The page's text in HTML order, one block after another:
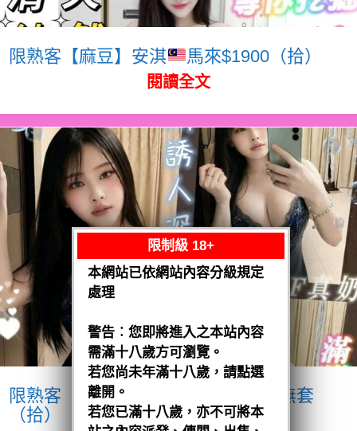
限熟客【麻豆】安淇 馬來$1900（拾）
閱讀全文
限熟客【麻豆】奶妹
馬來$1900 .無套
（拾）
限制級 18+
本網站已依網站內容分級規定
處理
警告︰您即將進入之本站內容
需滿十八歲方可瀏覽。
若您尚未年滿十八歲，請點選
離開。
若您已滿十八歲，亦不可將本